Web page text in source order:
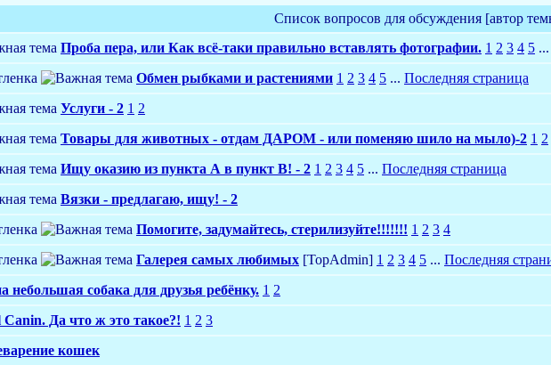
Список вопросов для обсуждения [автор
Проба пера, или Как всё-таки правильно вставлять фотографии. 1 2 3 4 5 ...
Обмен рыбками и растениями 1 2 3 4 5 ... Последняя страница
Услуги - 2 1 2
Товары для животных - отдам ДАРОМ - или поменяю шило на мыло)-2 1 2
Ищу оказию из пункта А в пункт В! - 2 1 2 3 4 5 ... Последняя страница
Вязки - предлагаю, ищу! - 2
Помогите, задумайтесь, стерилизуйте!!!!!!! 1 2 3 4
Галерея самых любимых [TopAdmin] 1 2 3 4 5 ... Последняя
небольшая собака для друзья ребёнку. 1 2
Canin. Да что ж это такое?! 1 2 3
кошек